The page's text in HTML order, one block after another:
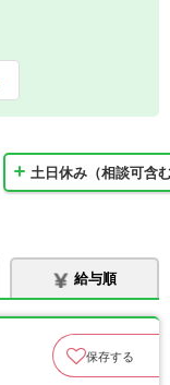
土日休み（相談可含
給与順
保存する